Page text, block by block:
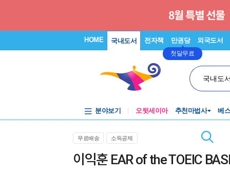
HOME 국내도서 전자책 만권당
첫달무료
외국도서
국내도
분야보기 오뒷세이아 추천마법사 베
무료배송 소득공제
이익훈 EAR of the TOEIC